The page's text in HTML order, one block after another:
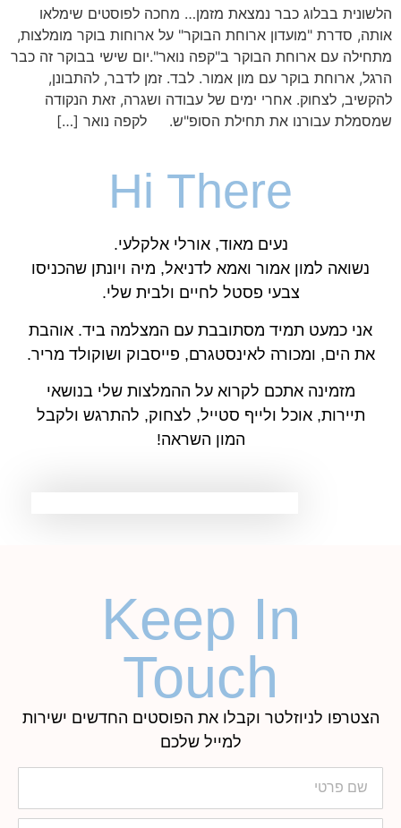
הלשונית בבלוג כבר נמצאת מזמן… מחכה לפוסטים שימלאו
אותה, סדרת "מועדון ארוחת הבוקר" על ארוחות בוקר מומלצות,
מתחילה עם ארוחת הבוקר ב"קפה נואר".יום שישי בבוקר זה כבר
הרגל, ארוחת בוקר עם מון אמור. לבד. זמן לדבר, להתבונן,
להקשיב, לצחוק. אחרי ימים של עבודה ושגרה, זאת הנקודה
שמסמלת עבורנו את תחילת הסופ"ש. לקפה נואר […]
Hi There
נעים מאוד, אורלי אלקלעי.
נשואה למון אמור ואמא לדניאל, מיה ויונתן שהכניסו
צבעי פסטל לחיים ולבית שלי.
אני כמעט תמיד מסתובבת עם המצלמה ביד. אוהבת
את הים, ומכורה לאינסטגרם, פייסבוק ושוקולד מריר.
מזמינה אתכם לקרוא על ההמלצות שלי בנושאי
תיירות, אוכל ולייף סטייל, לצחוק, להתרגש ולקבל
המון השראה!
Keep In
Touch
הצטרפו לניוזלטר וקבלו את הפוסטים החדשים ישירות
למייל שלכם